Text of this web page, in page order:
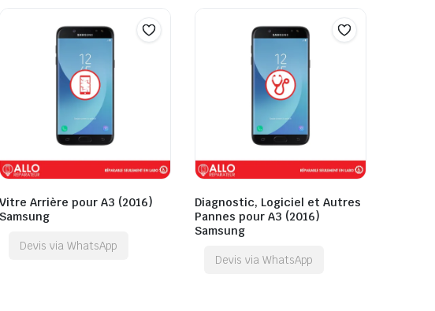
Vitre Arrière pour A3 (2016)
Samsung
Devis via WhatsApp
Diagnostic, Logiciel et Autres
Pannes pour A3 (2016)
Samsung
Devis via WhatsApp